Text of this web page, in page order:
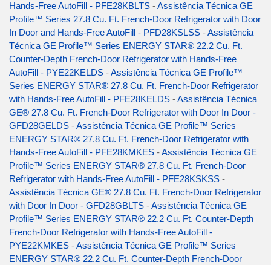
Hands-Free AutoFill - PFE28KBLTS -Assistência Técnica GE
Profile™ Series 27.8 Cu. Ft. French-Door Refrigerator with Door
In Door and Hands-Free AutoFill - PFD28KSLSS -Assistência
Técnica GE Profile™ Series ENERGY STAR® 22.2 Cu. Ft.
Counter-Depth French-Door Refrigerator with Hands-Free
AutoFill - PYE22KELDS -Assistência Técnica GE Profile™
Series ENERGY STAR® 27.8 Cu. Ft. French-Door Refrigerator
with Hands-Free AutoFill - PFE28KELDS -Assistência Técnica
GE® 27.8 Cu. Ft. French-Door Refrigerator with Door In Door -
GFD28GELDS -Assistência Técnica GE Profile™ Series
ENERGY STAR® 27.8 Cu. Ft. French-Door Refrigerator with
Hands-Free AutoFill - PFE28KMKES -Assistência Técnica GE
Profile™ Series ENERGY STAR® 27.8 Cu. Ft. French-Door
Refrigerator with Hands-Free AutoFill - PFE28KSKSS -
Assistência Técnica GE® 27.8 Cu. Ft. French-Door Refrigerator
with Door In Door - GFD28GBLTS -Assistência Técnica GE
Profile™ Series ENERGY STAR® 22.2 Cu. Ft. Counter-Depth
French-Door Refrigerator with Hands-Free AutoFill -
PYE22KMKES -Assistência Técnica GE Profile™ Series
ENERGY STAR® 22.2 Cu. Ft. Counter-Depth French-Door